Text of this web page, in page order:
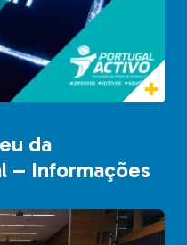
da
– Informações